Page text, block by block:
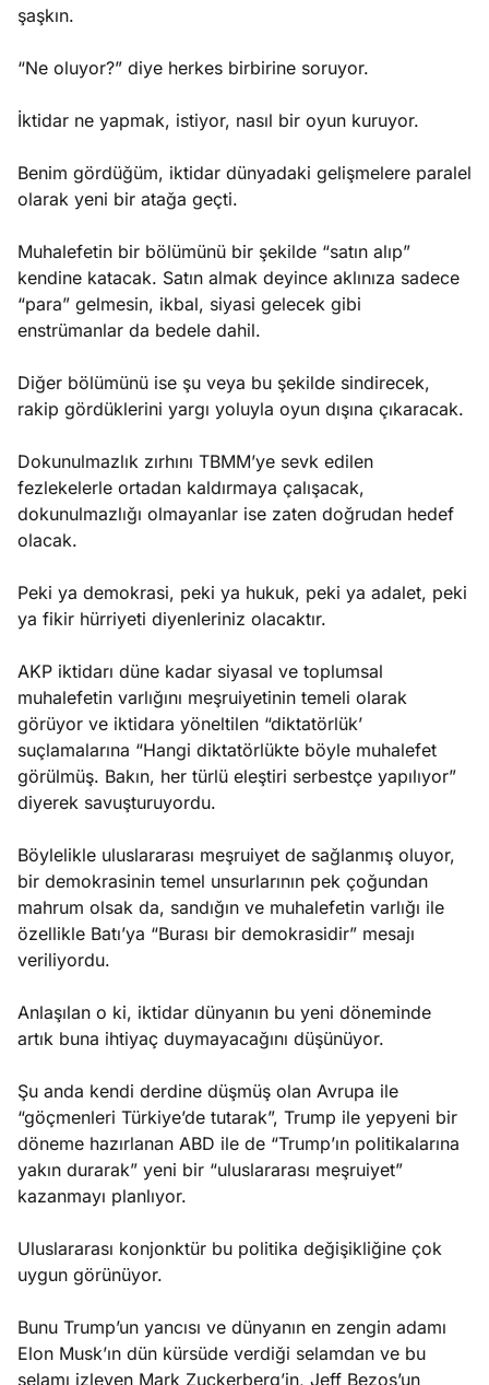
şaşkın.
“Ne oluyor?” diye herkes birbirine soruyor.
İktidar ne yapmak, istiyor, nasıl bir oyun kuruyor.
Benim gördüğüm, iktidar dünyadaki gelişmelere paralel
olarak yeni bir atağa geçti.
Muhalefetin bir bölümünü bir şekilde “satın alıp”
kendine katacak. Satın almak deyince aklınıza sadece
“para” gelmesin, ikbal, siyasi gelecek gibi
enstrümanlar da bedele dahil.
Diğer bölümünü ise şu veya bu şekilde sindirecek,
rakip gördüklerini yargı yoluyla oyun dışına çıkaracak.
Dokunulmazlık zırhını TBMM’ye sevk edilen
fezlekelerle ortadan kaldırmaya çalışacak,
dokunulmazlığı olmayanlar ise zaten doğrudan hedef
olacak.
Peki ya demokrasi, peki ya hukuk, peki ya adalet, peki
ya fikir hürriyeti diyenleriniz olacaktır.
AKP iktidarı düne kadar siyasal ve toplumsal
muhalefetin varlığını meşruiyetinin temeli olarak
görüyor ve iktidara yöneltilen “diktatörlük’
suçlamalarına “Hangi diktatörlükte böyle muhalefet
görülmüş. Bakın, her türlü eleştiri serbestçe yapılıyor”
diyerek savuşturuyordu.
Böylelikle uluslararası meşruiyet de sağlanmış oluyor,
bir demokrasinin temel unsurlarının pek çoğundan
mahrum olsak da, sandığın ve muhalefetin varlığı ile
özellikle Batı’ya “Burası bir demokrasidir” mesajı
veriliyordu.
Anlaşılan o ki, iktidar dünyanın bu yeni döneminde
artık buna ihtiyaç duymayacağını düşünüyor.
Şu anda kendi derdine düşmüş olan Avrupa ile
“göçmenleri Türkiye’de tutarak”, Trump ile yepyeni bir
döneme hazırlanan ABD ile de “Trump’ın politikalarına
yakın durarak” yeni bir “uluslararası meşruiyet”
kazanmayı planlıyor.
Uluslararası konjonktür bu politika değişikliğine çok
uygun görünüyor.
Bunu Trump’un yancısı ve dünyanın en zengin adamı
Elon Musk’ın dün kürsüde verdiği selamdan ve bu
selamı izleyen Mark Zuckerberg’in, Jeff Bezos’un